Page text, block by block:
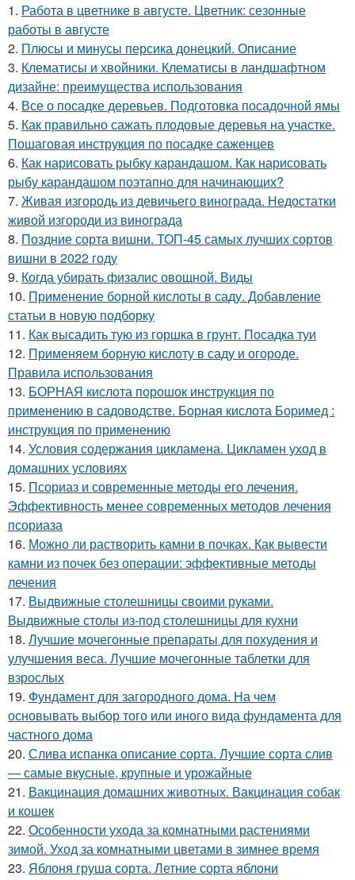
1. Работа в цветнике в августе. Цветник: сезонные
работы в августе
2. Плюсы и минусы персика донецкий. Описание
3. Клематисы и хвойники. Клематисы в ландшафтном
дизайне: преимущества использования
4. Все о посадке деревьев. Подготовка посадочной ямы
5. Как правильно сажать плодовые деревья на участке.
Пошаговая инструкция по посадке саженцев
6. Как нарисовать рыбку карандашом. Как нарисовать
рыбу карандашом поэтапно для начинающих?
7. Живая изгородь из девичьего винограда. Недостатки
живой изгороди из винограда
8. Поздние сорта вишни. ТОП-45 самых лучших сортов
вишни в 2022 году
9. Когда убирать физалис овощной. Виды
10. Применение борной кислоты в саду. Добавление
статьи в новую подборку
11. Как высадить тую из горшка в грунт. Посадка туи
12. Применяем борную кислоту в саду и огороде.
Правила использования
13. БОРНАЯ кислота порошок инструкция по
применению в садоводстве. Борная кислота Боримед :
инструкция по применению
14. Условия содержания цикламена. Цикламен уход в
домашних условиях
15. Псориаз и современные методы его лечения.
Эффективность менее современных методов лечения
псориаза
16. Можно ли растворить камни в почках. Как вывести
камни из почек без операции: эффективные методы
лечения
17. Выдвижные столешницы своими руками.
Выдвижные столы из-под столешницы для кухни
18. Лучшие мочегонные препараты для похудения и
улучшения веса. Лучшие мочегонные таблетки для
взрослых
19. Фундамент для загородного дома. На чем
основывать выбор того или иного вида фундамента для
частного дома
20. Слива испанка описание сорта. Лучшие сорта слив
— самые вкусные, крупные и урожайные
21. Вакцинация домашних животных. Вакцинация собак
и кошек
22. Особенности ухода за комнатными растениями
зимой. Уход за комнатными цветами в зимнее время
23. Яблоня груша сорта. Летние сорта яблони